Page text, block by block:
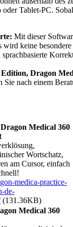
Tablet-PC.
Mit dieser
keine
Dragon
nach einem
Medical 360
Wortschatz,
am Cursor, einfach
medica-practice-
de-
(131.36KB)
Medical 360